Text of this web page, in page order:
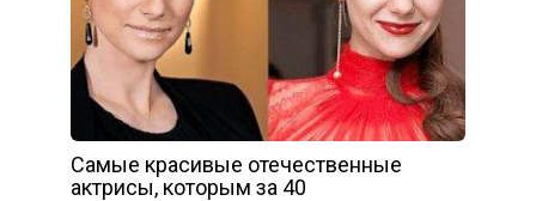
Самые красивые отечественные
актрисы, которым за 40